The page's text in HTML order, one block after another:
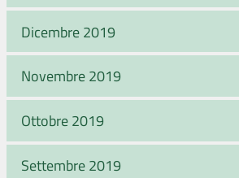
Dicembre 2019
Novembre 2019
Ottobre 2019
Settembre 2019